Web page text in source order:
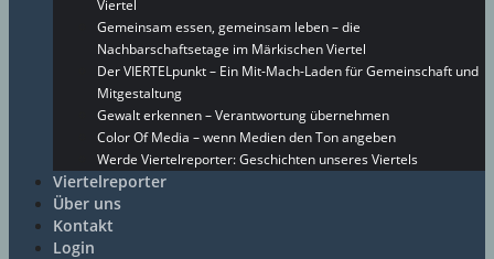
Viertel
Gemeinsam essen, gemeinsam leben – die
Nachbarschaftsetage im Märkischen Viertel
Der VIERTELpunkt – Ein Mit-Mach-Laden für Gemeinschaft und
Mitgestaltung
Gewalt erkennen – Verantwortung übernehmen
Color Of Media – wenn Medien den Ton angeben
Werde Viertelreporter: Geschichten unseres Viertels
Viertelreporter
Über uns
Kontakt
Login